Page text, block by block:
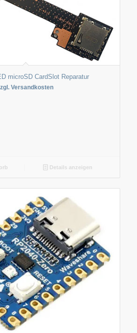
microSD CardSlot Reparatur
Versandkosten
Details anzeigen